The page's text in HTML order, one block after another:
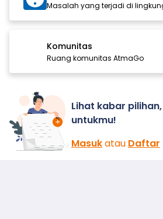
Masalah yang terjadi di
Komunitas
Ruang komunitas AtmaGo
Lihat kabar
untukmu!
Masukatau Daftar